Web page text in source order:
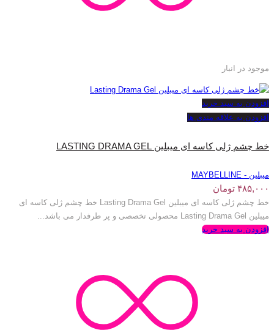
موجود در انبار
افزودن به سبد خرید
افزودن به علاقه مندی ها
خط چشم ژلی کاسه ای میبلین LASTING DRAMA GEL
میبلین - MAYBELLINE
۴۸۵,۰۰۰ تومان
خط چشم ژلی کاسه ای میبلین Lasting Drama Gel خط چشم ژلی کاسه ای
میبلین Lasting Drama Gel محصولی تخصصی و پر طرفدار می باشد...
افزودن به سبد خرید